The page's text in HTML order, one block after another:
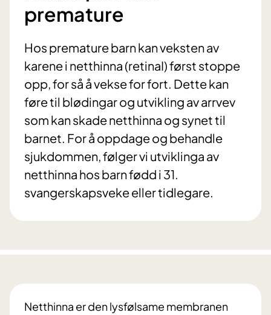
premature
Hos premature barn kan veksten av
karene i netthinna (retinaI) først stoppe
opp, for så å vekse for fort. Dette kan
føre til blødingar og utvikling av arrvev
som kan skade netthinna og synet til
barnet. For å oppdage og behandle
sjukdommen, følger vi utviklinga av
netthinna hos barn fødd i 31.
svangerskapsveke eller tidlegare.
Netthinna er den lysfølsame membranen